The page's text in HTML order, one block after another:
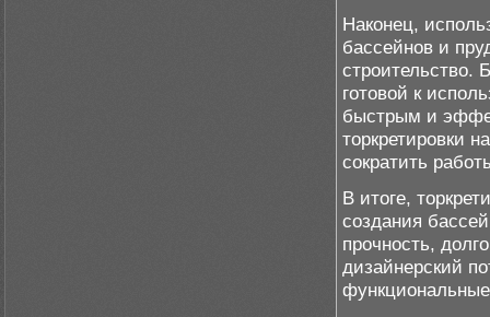
Наконец,
бассейнов и
строительство.
готовой к
быстрым и
торкретировки
сократить
В итоге,
создания
прочность,
дизайнерский